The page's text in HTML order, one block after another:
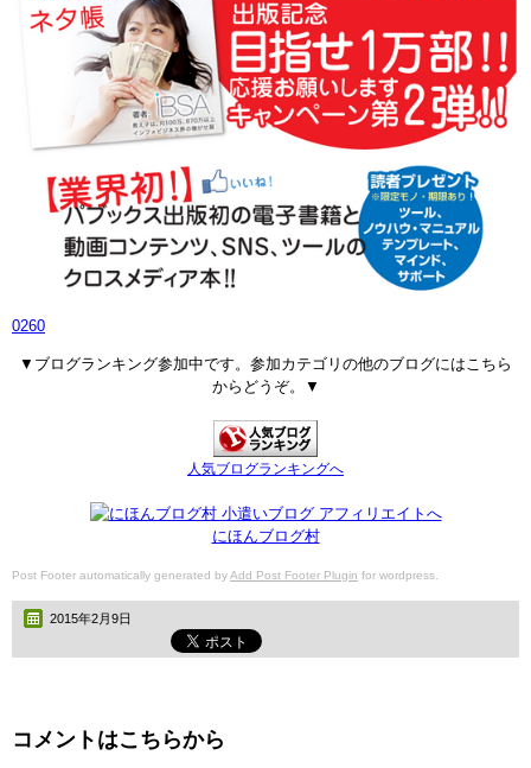
0260
▼ブログランキング参加中です。参加カテゴリの他のブログにはこちら
からどうぞ。▼
人気ブログランキングへ
にほんブログ村
Post Footer automatically generated byAdd Post Footer Plugin for wordpress.
2015年2月9日
コメントはこちらから